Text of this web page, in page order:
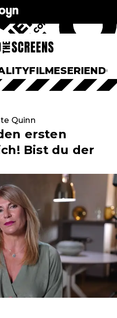
FILMESERIEN
Quinn
ersten
Bist du der